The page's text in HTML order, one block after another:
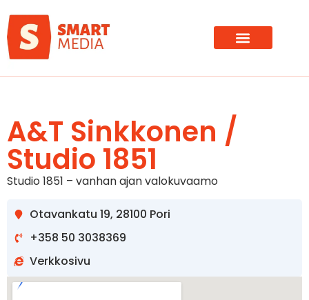
A&T Sinkkonen /
Studio 1851
Studio 1851 – vanhan ajan valokuvaamo
Otavankatu 19, 28100 Pori
+358 50 3038369
Verkkosivu